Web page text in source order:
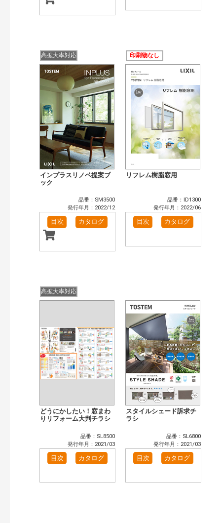
高拡大率対応
インプラスリノベ提案ブ
ック
品番：SM3500
発行年月：2022/12
目次 カタログ
印刷物なし
リフレム樹脂窓用
品番：ID1300
発行年月：2022/06
目次 カタログ
高拡大率対応
どうにかしたい！窓まわ
りリフォーム大判チラシ
品番：SL8500
発行年月：2021/03
目次 カタログ
スタイルシェード訴求チ
ラシ
品番：SL6800
発行年月：2021/03
目次 カタログ